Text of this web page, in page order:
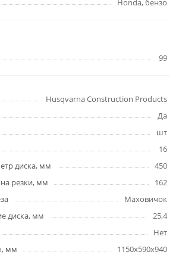
Honda, бензо
99
Husqvarna Construction Products
Да
шт
16
диска, мм
450
резки, мм
162
Маховичок
диска, мм
25,4
Нет
мм
1150х590х940